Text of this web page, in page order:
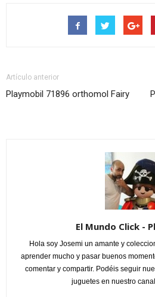
Artículo anterior
Playmobil 71896 orthomol Fairy
El Mundo Click -
Hola soy Josemi un amante y
aprender mucho y pasar buenos
comentar y compartir. Podéis seguir
juguetes en nuestro